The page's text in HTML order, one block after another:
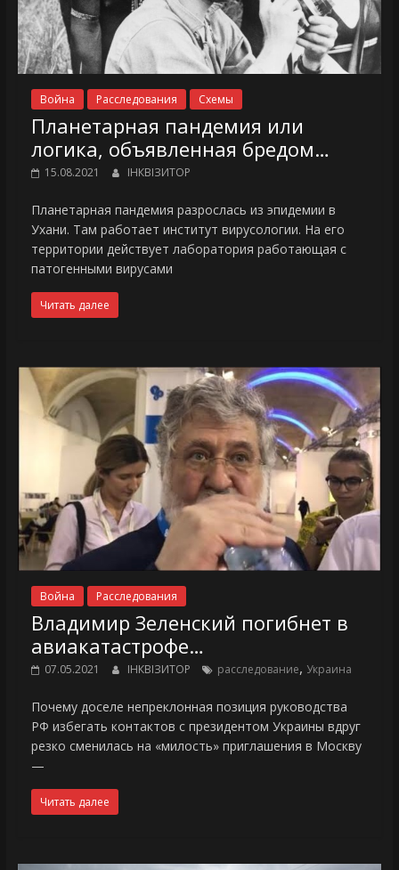
Война Расследования Схемы
Планетарная пандемия или
логика, объявленная бредом…
15.08.2021 ІНКВІЗИТОР
Планетарная пандемия разрослась из эпидемии в
Ухани. Там работает институт вирусологии. На его
территории действует лаборатория работающая с
патогенными вирусами
Читать далее
Война Расследования
Владимир Зеленский погибнет в
авиакатастрофе…
07.05.2021 ІНКВІЗИТОР расследование, Украина
Почему доселе непреклонная позиция руководства
РФ избегать контактов с президентом Украины вдруг
резко сменилась на «милость» приглашения в Москву
—
Читать далее